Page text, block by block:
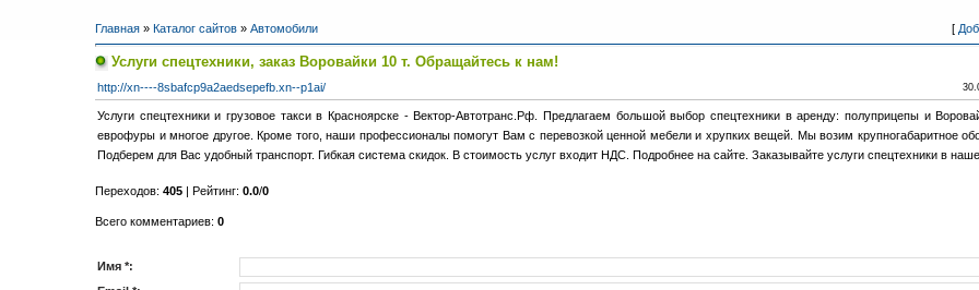
Главная » Каталог сайтов » Автомобили [
Услуги спецтехники, заказ Bоровайки 10 т. Обращайтесь к нам!
http://xn----8sbafcp9a2aedsepefb.xn--p1ai/
Услуги спецтехники и грузовое такси в Красноярске - Вектор-Автотранс.Рф. Предлагаем большой выбор спецтехники в аренду: полуприцепы и
еврофуры и многое другое. Кроме того, наши профессионалы помогут Вам с перевозкой ценной мебели и хрупких вещей. Мы возим крупногабаритное
Подберем для Вас удобный транспорт. Гибкая система скидок. В стоимость услуг входит НДС. Подробнее на сайте. Заказывайте услуги спецтехники в
Переходов: 405 | Рейтинг: 0.0/0
Всего комментариев: 0
Имя *: